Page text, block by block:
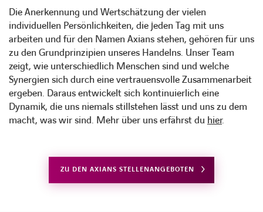
Die Anerkennung und Wertschätzung der vielen
individuellen Persönlichkeiten, die jeden Tag mit uns
arbeiten und für den Namen Axians stehen, gehören für uns
zu den Grundprinzipien unseres Handelns. Unser Team
zeigt, wie unterschiedlich Menschen sind und welche
Synergien sich durch eine vertrauensvolle Zusammenarbeit
ergeben. Daraus entwickelt sich kontinuierlich eine
Dynamik, die uns niemals stillstehen lässt und uns zu dem
macht, was wir sind. Mehr über uns erfährst du hier.
ZU DEN AXIANS STELLENANGEBOTEN